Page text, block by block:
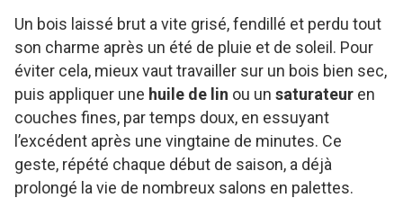
Un bois laissé brut a vite grisé, fendillé et perdu tout
son charme après un été de pluie et de soleil. Pour
éviter cela, mieux vaut travailler sur un bois bien sec,
puis appliquer une huile de lin ou un saturateur en
couches fines, par temps doux, en essuyant
l’excédent après une vingtaine de minutes. Ce
geste, répété chaque début de saison, a déjà
prolongé la vie de nombreux salons en palettes.